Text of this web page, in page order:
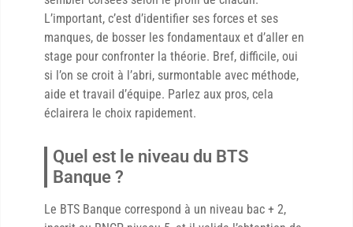
L’important, c’est d’identifier ses forces et ses
manques, de bosser les fondamentaux et d’aller en
stage pour confronter la théorie. Bref, difficile, oui
si l’on se croit à l’abri, surmontable avec méthode,
aide et travail d’équipe. Parlez aux pros, cela
éclairera le choix rapidement.
Quel est le niveau du BTS
Banque ?
Le BTS Banque correspond à un niveau bac + 2,